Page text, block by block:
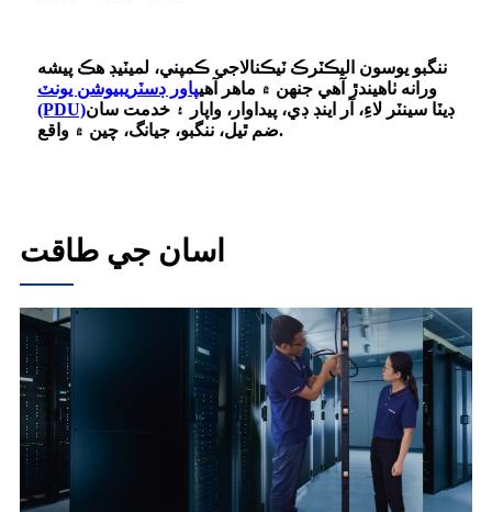
ننگبو يوسون اليڪٽرڪ ٽيڪنالاجي ڪمپني، لميٽيڊ هڪ پيشه
ورانه ٺاهيندڙ آهي جنهن ۾ ماهر آهيپاور ڊسٽريبيوشن يونٽ
(PDU)ڊيٽا سينٽر لاءِ، آر اينڊ ڊي، پيداوار، واپار ۽ خدمت سان
ضم ٿيل، ننگبو، جيانگ، چين ۾ واقع.
اسان جي طاقت